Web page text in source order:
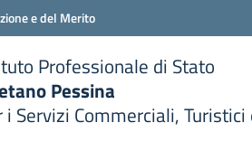
e del Merito
Professionale di Stato
Pessina
i Servizi Commerciali, Turistici